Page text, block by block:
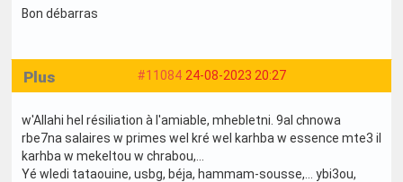
Bon débarras
#11084 24-08-2023 20:27
Plus
w'Allahi hel résiliation à l'amiable, mhebletni. 9al chnowa
rbe7na salaires w primes wel kré wel karhba w essence mte3 il
karhba w mekeltou w chrabou,...
Yé wledi tataouine, usbg, béja, hammam-sousse,... ybi3ou,